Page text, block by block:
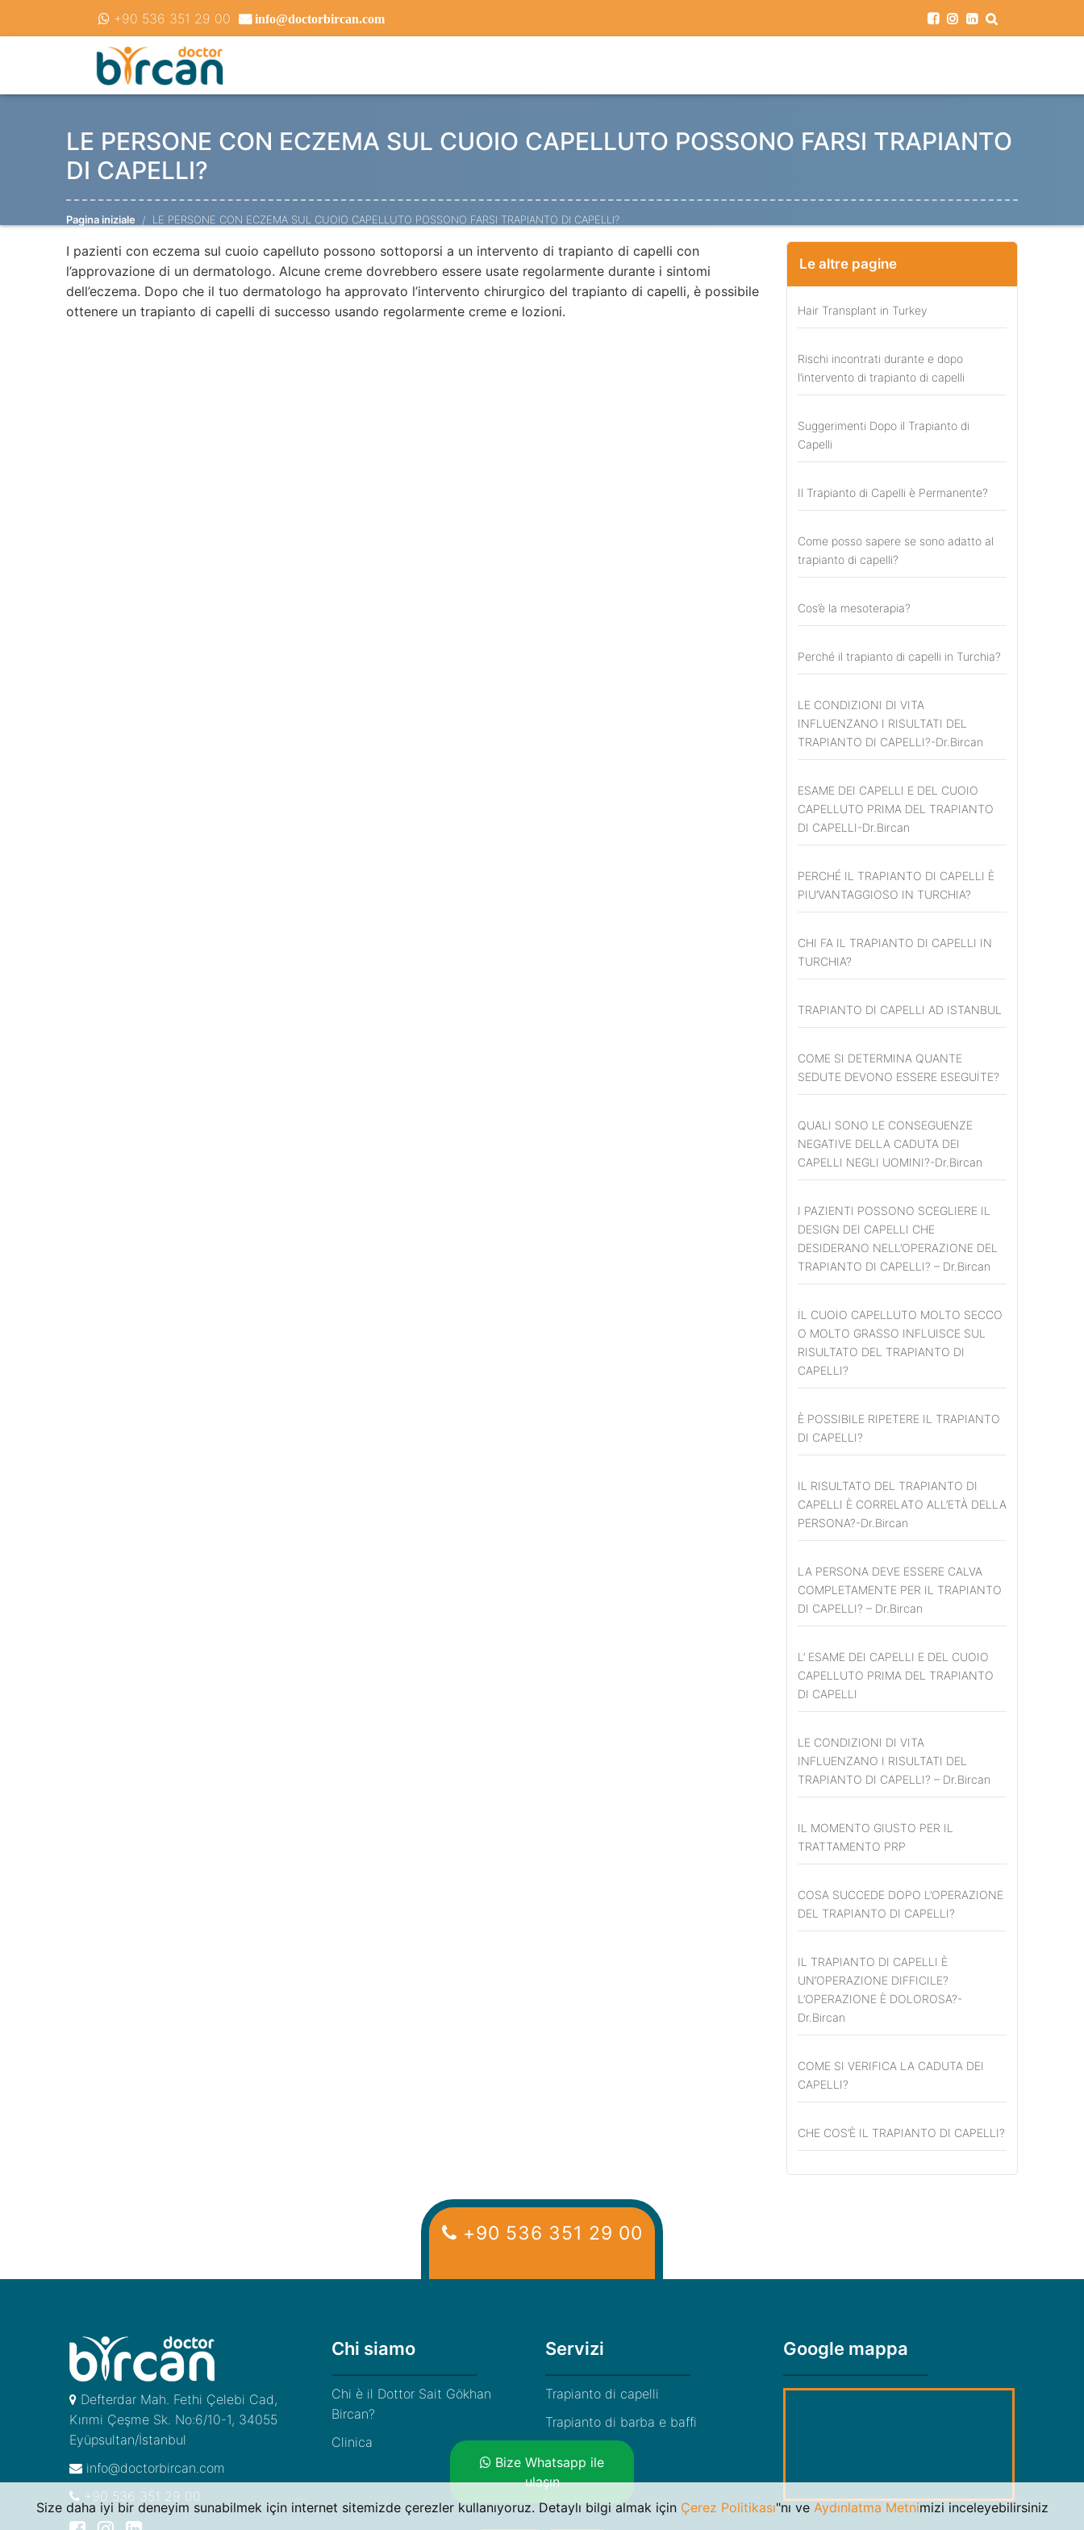
+90 536 351 29 00 info@doctorbircan.com
LE PERSONE CON ECZEMA SUL CUOIO CAPELLUTO POSSONO FARSI TRAPIANTO
DI CAPELLI?
Pagina iniziale LE PERSONE CON ECZEMA SUL CUOIO CAPELLUTO POSSONO FARSI TRAPIANTO DI CAPELLI?
I pazienti con eczema sul cuoio capelluto possono sottoporsi a un intervento di trapianto di capelli con
l’approvazione di un dermatologo. Alcune creme dovrebbero essere usate regolarmente durante i sintomi
dell’eczema. Dopo che il tuo dermatologo ha approvato l’intervento chirurgico del trapianto di capelli, è possibile
ottenere un trapianto di capelli di successo usando regolarmente creme e lozioni.
Le altre pagine
Hair Transplant in Turkey
Rischi incontrati durante e dopo
l’intervento di trapianto di capelli
Suggerimenti Dopo il Trapianto di
Capelli
Il Trapianto di Capelli è Permanente?
Come posso sapere se sono adatto al
trapianto di capelli?
Cos’è la mesoterapia?
Perché il trapianto di capelli in Turchia?
LE CONDIZIONI DI VITA
INFLUENZANO I RISULTATI DEL
TRAPIANTO DI CAPELLI?-Dr.Bircan
ESAME DEI CAPELLI E DEL CUOIO
CAPELLUTO PRIMA DEL TRAPIANTO
DI CAPELLI-Dr.Bircan
PERCHÉ IL TRAPIANTO DI CAPELLI È
PIU’VANTAGGIOSO IN TURCHIA?
CHI FA IL TRAPIANTO DI CAPELLI IN
TURCHIA?
TRAPIANTO DI CAPELLI AD ISTANBUL
COME SI DETERMINA QUANTE
SEDUTE DEVONO ESSERE ESEGUİTE?
QUALI SONO LE CONSEGUENZE
NEGATIVE DELLA CADUTA DEI
CAPELLI NEGLI UOMINI?-Dr.Bircan
I PAZIENTI POSSONO SCEGLIERE IL
DESIGN DEI CAPELLI CHE
DESIDERANO NELL’OPERAZIONE DEL
TRAPIANTO DI CAPELLI? – Dr.Bircan
İL CUOİO CAPELLUTO MOLTO SECCO
O MOLTO GRASSO INFLUISCE SUL
RISULTATO DEL TRAPIANTO DI
CAPELLI?
È POSSIBILE RIPETERE IL TRAPIANTO
DI CAPELLI?
IL RISULTATO DEL TRAPIANTO DI
CAPELLI È CORRELATO ALL’ETÀ DELLA
PERSONA?-Dr.Bircan
LA PERSONA DEVE ESSERE CALVA
COMPLETAMENTE PER IL TRAPIANTO
DI CAPELLI? – Dr.Bircan
L’ ESAME DEI CAPELLI E DEL CUOIO
CAPELLUTO PRIMA DEL TRAPIANTO
DI CAPELLI
LE CONDIZIONI DI VITA
INFLUENZANO I RISULTATI DEL
TRAPIANTO DI CAPELLI? – Dr.Bircan
IL MOMENTO GIUSTO PER IL
TRATTAMENTO PRP
COSA SUCCEDE DOPO L’OPERAZIONE
DEL TRAPIANTO DI CAPELLI?
IL TRAPIANTO DI CAPELLI È
UN’OPERAZIONE DIFFICILE?
L’OPERAZIONE È DOLOROSA?-
Dr.Bircan
COME SI VERIFICA LA CADUTA DEI
CAPELLI?
CHE COS’È IL TRAPIANTO DI CAPELLI?
Size daha iyi bir deneyim sunabilmek için internet sitemizde çerezler kullanıyoruz. Detaylı bilgi almak için Çerez Politikası"nı ve Aydınlatma Metnimizi inceleyebilirsiniz
+90 536 351 29 00
Defterdar Mah. Fethi Çelebi Cad,
Kırımi Çeşme Sk. No:6/10-1, 34055
Eyüpsultan/İstanbul
info@doctorbircan.com
+90 536 351 29 00
Chi siamo
Chi è il Dottor Sait Gökhan
Bircan?
Clinica
Servizi
Trapianto di capelli
Trapianto di barba e baffi
Google mappa
Bize Whatsapp ile
ulaşın